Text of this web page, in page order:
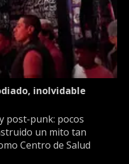
inolvidable
post-punk: pocos
un mito tan
Centro de Salud